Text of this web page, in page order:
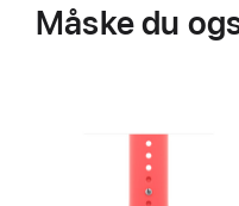
Måske du